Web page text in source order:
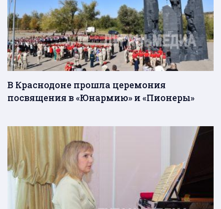
В Краснодоне прошла церемония
посвящения в «Юнармию» и «Пионеры»